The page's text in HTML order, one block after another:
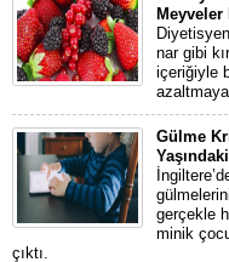
Meyveler
nar gibi
içeriğiyle
azaltmaya
Gülme
gerçekle
minik
çıktı.